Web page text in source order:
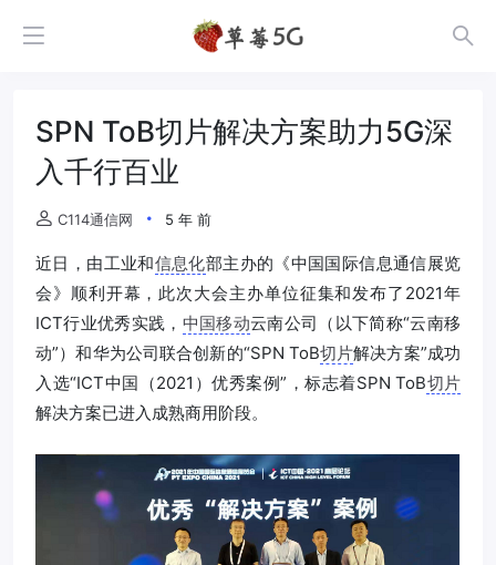
SPN ToB切片解决方案助力5G深
入千行百业
C114通信网 5 年 前
近日，由工业和信息化部主办的《中国国际信息通信展览
会》顺利开幕，此次大会主办单位征集和发布了2021年
ICT行业优秀实践， 中国移动云南公司（以下简称“云南移
动”）和华为公司联合创新的“SPN ToB切片解决方案”成功
入选“ICT中国（2021）优秀案例”，标志着SPN ToB切片
解决方案已进入成熟商用阶段。